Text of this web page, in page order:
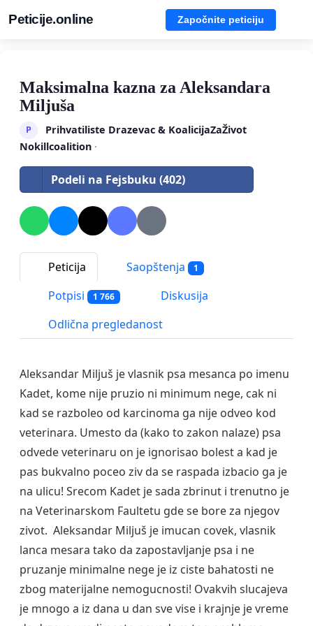
Peticije.online Započnite peticiju
Maksimalna kazna za Aleksandara
Miljuša
P
Prihvatiliste Drazevac & KoalicijaZaŽivot
Nokillcoalition ·
Podeli na Fejsbuku (402)
Peticija Saopštenja 1
Potpisi 1 766
Diskusija
Odlična pregledanost
Aleksandar Miljuš je vlasnik psa mesanca po imenu
Kadet, kome nije pruzio ni minimum nege, cak ni
kad se razboleo od karcinoma ga nije odveo kod
veterinara. Umesto da (kako to zakon nalaze) psa
odvede veterinaru on je ignorisao bolest a kad je
pas bukvalno poceo ziv da se raspada izbacio ga je
na ulicu! Srecom Kadet je sada zbrinut i trenutno je
na Veterinarskom Faultetu gde se bore za njegov
zivot. Aleksandar Miljuš je imucan covek, vlasnik
lanca mesara tako da zapostavljanje psa i ne
pruzanje minimalne nege je iz ciste bahatosti ne
zbog materijalne nemogucnosti! Ovakvih slucajeva
je mnogo a iz dana u dan sve vise i krajnje je vreme